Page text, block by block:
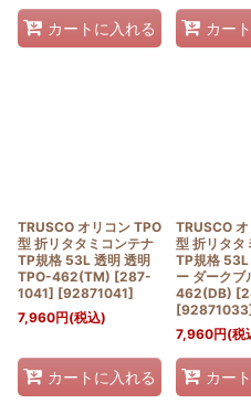
カートに入れる カー
TRUSCO オリコン TPO
型 折リタタミコンテナ
TP規格 53L 透明 透明
TPO-462(TM) [287-
1041] [92871041]
7,960円(税込)
カートに入れる
TRUSCO
型 折リタタ
TP規格 53L
ー ダークブ
462(DB)
[92871033
7,960円(税
カー